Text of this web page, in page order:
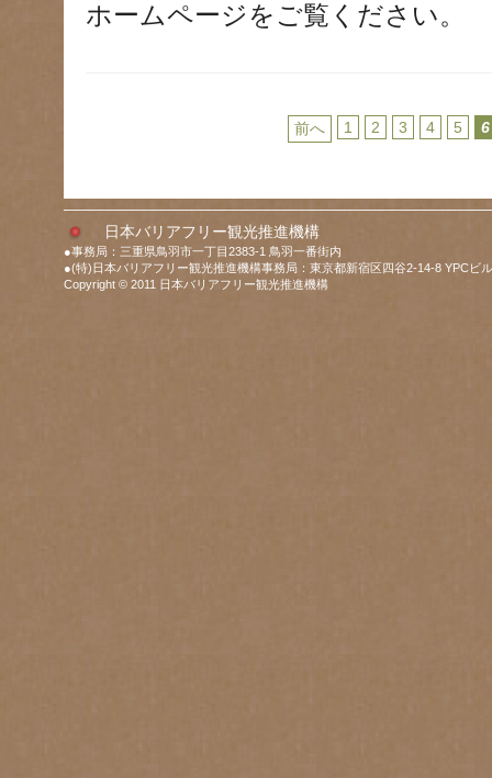
ホームページをご覧ください。
前へ 1 2 3 4 5 6
日本バリアフリー観光推進機構
●事務局：三重県鳥羽市一丁目2383-1 鳥羽一番街内
●(特)日本バリアフリー観光推進機構事務局：東京都新宿区四谷2-14-8 YPCビ
Copyright © 2011 日本バリアフリー観光推進機構